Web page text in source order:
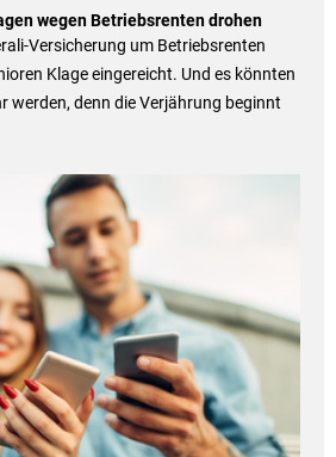
wegen Betriebsrenten drohen
Versicherung um Betriebsrenten
Klage eingereicht. Und es könnten
werden, denn die Verjährung beginnt